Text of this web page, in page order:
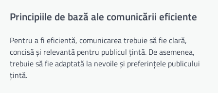
Principiile de bază ale comunicării eficiente
Pentru a fi eficientă, comunicarea trebuie să fie clară,
concisă și relevantă pentru publicul țintă. De asemenea,
trebuie să fie adaptată la nevoile și preferințele publicului
țintă.